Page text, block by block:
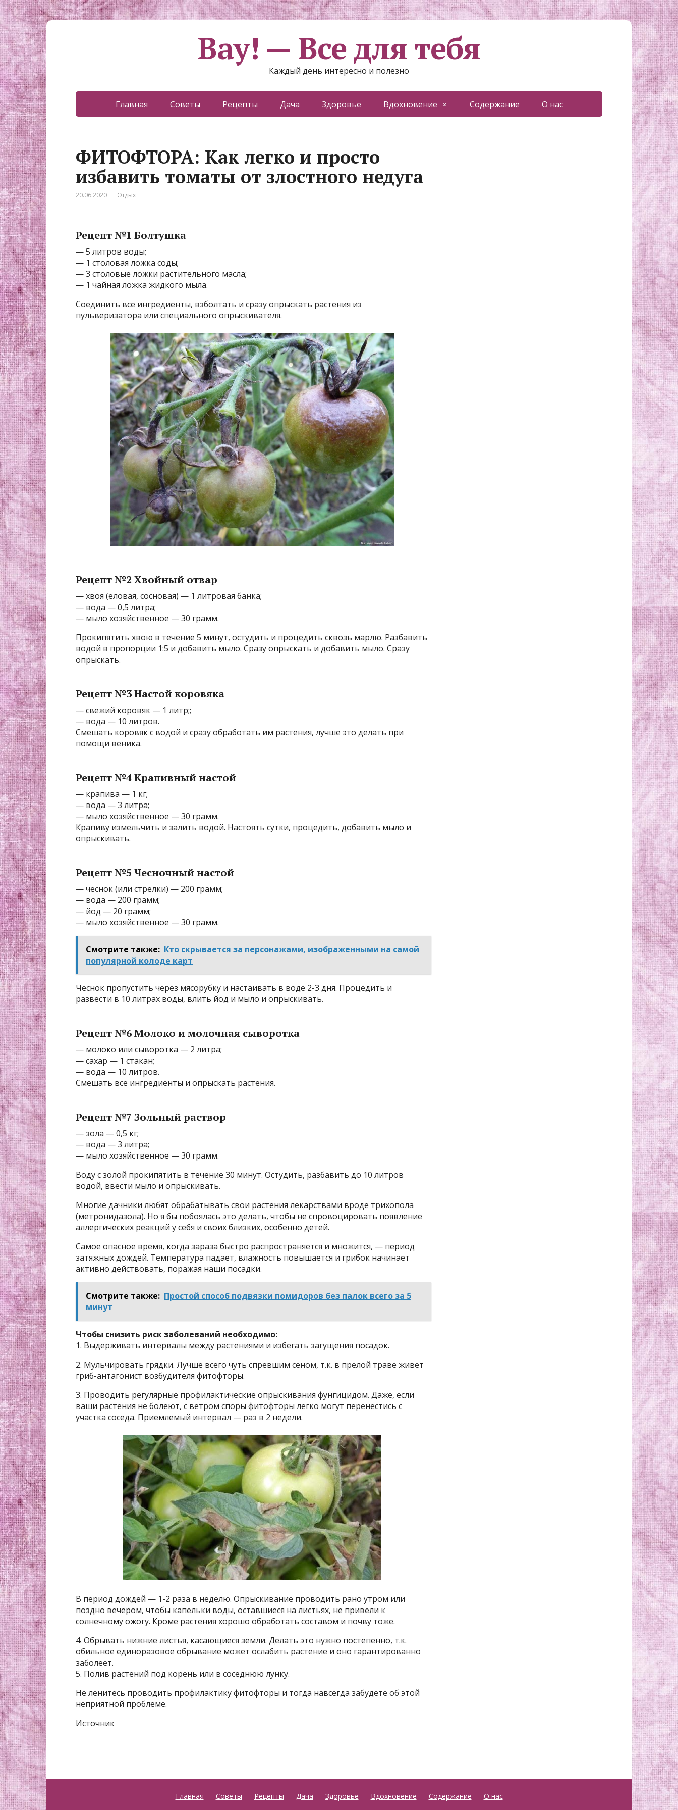
Вау! — Все для тебя
Каждый день интересно и полезно
Главная Советы Рецепты Дача Здоровье Вдохновение Содержание О нас
ФИТОФТОРА: Как легко и просто
избавить томаты от злостного недуга
20.06.2020 Отдых
Рецепт №1 Болтушка
— 5 литров воды;
— 1 столовая ложка соды;
— 3 столовые ложки растительного масла;
— 1 чайная ложка жидкого мыла.
Соединить все ингредиенты, взболтать и сразу опрыскать растения из
пульверизатора или специального опрыскивателя.
Рецепт №2 Хвойный отвар
— хвоя (еловая, сосновая) — 1 литровая банка;
— вода — 0,5 литра;
— мыло хозяйственное — 30 грамм.
Прокипятить хвою в течение 5 минут, остудить и процедить сквозь марлю. Разбавить
водой в пропорции 1:5 и добавить мыло. Сразу опрыскать и добавить мыло. Сразу
опрыскать.
Рецепт №3 Настой коровяка
— свежий коровяк — 1 литр;;
— вода — 10 литров.
Смешать коровяк с водой и сразу обработать им растения, лучше это делать при
помощи веника.
Рецепт №4 Крапивный настой
— крапива — 1 кг;
— вода — 3 литра;
— мыло хозяйственное — 30 грамм.
Крапиву измельчить и залить водой. Настоять сутки, процедить, добавить мыло и
опрыскивать.
Рецепт №5 Чесночный настой
— чеснок (или стрелки) — 200 грамм;
— вода — 200 грамм;
— йод — 20 грамм;
— мыло хозяйственное — 30 грамм.
Смотрите также: Кто скрывается за персонажами, изображенными на самой
популярной колоде карт
Чеснок пропустить через мясорубку и настаивать в воде 2-3 дня. Процедить и
развести в 10 литрах воды, влить йод и мыло и опрыскивать.
Рецепт №6 Молоко и молочная сыворотка
— молоко или сыворотка — 2 литра;
— сахар — 1 стакан;
— вода — 10 литров.
Смешать все ингредиенты и опрыскать растения.
Рецепт №7 Зольный раствор
— зола — 0,5 кг;
— вода — 3 литра;
— мыло хозяйственное — 30 грамм.
Воду с золой прокипятить в течение 30 минут. Остудить, разбавить до 10 литров
водой, ввести мыло и опрыскивать.
Многие дачники любят обрабатывать свои растения лекарствами вроде трихопола
(метронидазола). Но я бы побоялась это делать, чтобы не спровоцировать появление
аллергических реакций у себя и своих близких, особенно детей.
Самое опасное время, когда зараза быстро распространяется и множится, — период
затяжных дождей. Температура падает, влажность повышается и грибок начинает
активно действовать, поражая наши посадки.
Смотрите также: Простой способ подвязки помидоров без палок всего за 5
минут
Чтобы снизить риск заболеваний необходимо:
1. Выдерживать интервалы между растениями и избегать загущения посадок.
2. Мульчировать грядки. Лучше всего чуть спревшим сеном, т.к. в прелой траве живет
гриб-антагонист возбудителя фитофторы.
3. Проводить регулярные профилактические опрыскивания фунгицидом. Даже, если
ваши растения не болеют, с ветром споры фитофторы легко могут перенестись с
участка соседа. Приемлемый интервал — раз в 2 недели.
В период дождей — 1-2 раза в неделю. Опрыскивание проводить рано утром или
поздно вечером, чтобы капельки воды, оставшиеся на листьях, не привели к
солнечному ожогу. Кроме растения хорошо обработать составом и почву тоже.
4. Обрывать нижние листья, касающиеся земли. Делать это нужно постепенно, т.к.
обильное единоразовое обрывание может ослабить растение и оно гарантированно
заболеет.
5. Полив растений под корень или в соседнюю лунку.
Не ленитесь проводить профилактику фитофторы и тогда навсегда забудете об этой
неприятной проблеме.
Источник
Главная Советы Рецепты Дача Здоровье Вдохновение Содержание О нас